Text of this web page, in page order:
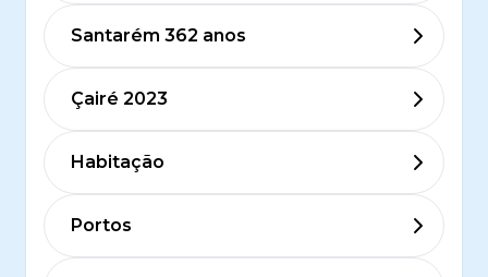
Santarém 362 anos
Çairé 2023
Habitação
Portos